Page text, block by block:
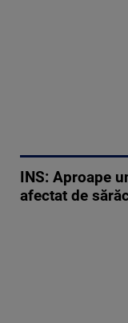
INS: Aproape
afectat de